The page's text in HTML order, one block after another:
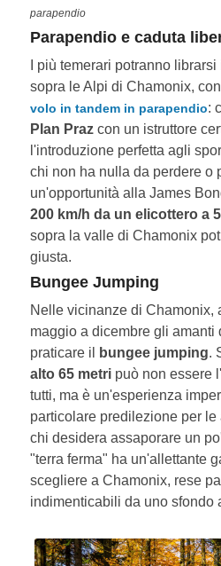
parapendio
Parapendio e caduta
I più temerari potranno
sopra le Alpi di Chamonix,
volo in tandem in parapendio:
Plan Praz con un istruttore
l'introduzione perfetta agli
chi non ha nulla da perdere o
un'opportunità alla James
200 km/h da un elicottero a
sopra la valle di Chamonix
giusta.
Bungee Jumping
Nelle vicinanze di Chamonix,
maggio a dicembre gli amanti
praticare il
bungee jumping.
alto 65 metri può non essere
tutti, ma è un'esperienza
particolare predilezione per le
chi desidera assaporare un
"terra ferma" ha un'allettante
scegliere a Chamonix, rese
indimenticabili da uno sfondo